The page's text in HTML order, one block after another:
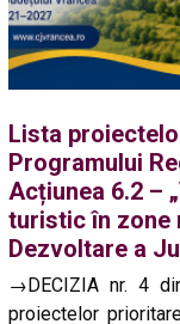
Lista
Programului
Acțiunea 6.2 –
turistic în zone
Dezvoltare a
→DECIZIA nr. 4
proiectelor